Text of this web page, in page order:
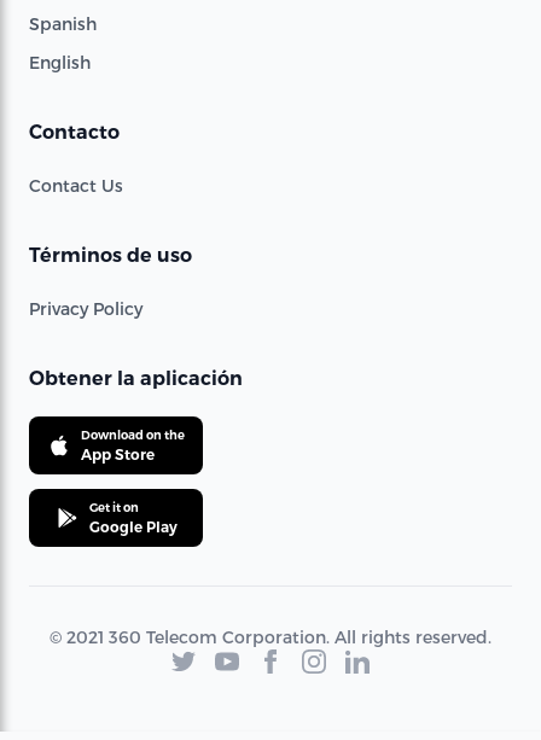
Spanish
English
Contacto
Contact Us
Términos de uso
Privacy Policy
Obtener la aplicación
Download on the
App Store
Get it on
Google Play
© 2021 360 Telecom Corporation. All rights reserved.